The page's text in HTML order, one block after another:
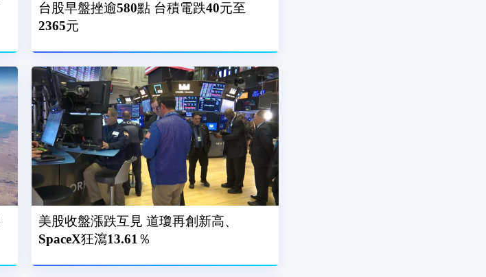
台股早盤挫逾580點 台積電跌40元至
2365元
美股收盤漲跌互見 道瓊再創新高、
SpaceX狂瀉13.61％